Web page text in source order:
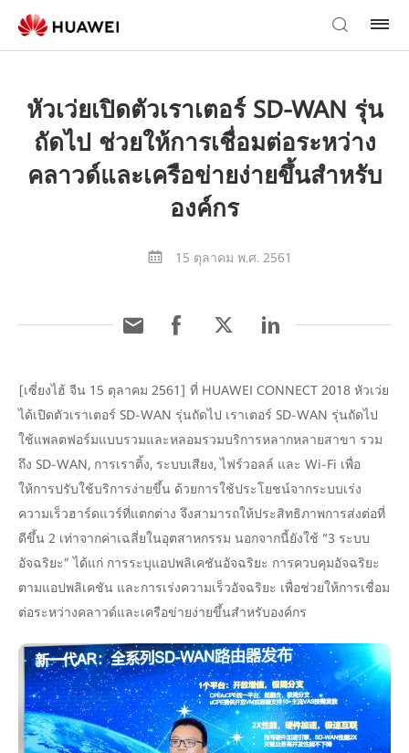
หัวเว่ยเปิดตัวเราเตอร์ SD-WAN รุ่น
ถัดไป ช่วยให้การเชื่อมต่อระหว่าง
คลาวด์และเครือข่ายง่ายขึ้นสำหรับ
องค์กร
15 ตุลาคม พ.ศ. 2561
[เซี่ยงไฮ้ จีน 15 ตุลาคม 2561] ที่ HUAWEI CONNECT 2018 หัวเว่ย
ได้เปิดตัวเราเตอร์ SD-WAN รุ่นถัดไป เราเตอร์ SD-WAN รุ่นถัดไป
ใช้แพลตฟอร์มแบบรวมและหลอมรวมบริการหลากหลายสาขา รวม
ถึง SD-WAN, การเราติ้ง, ระบบเสียง, ไฟร์วอลล์ และ Wi-Fi เพื่อ
ให้การปรับใช้บริการง่ายขึ้น ด้วยการใช้ประโยชน์จากระบบเร่ง
ความเร็วฮาร์ดแวร์ที่แตกต่าง จึงสามารถให้ประสิทธิภาพการส่งต่อที่
ดีขึ้น 2 เท่าจากค่าเฉลี่ยในอุตสาหกรรม นอกจากนี้ยังใช้ “3 ระบบ
อัจฉริยะ” ได้แก่ การระบุแอปพลิเคชันอัจฉริยะ การควบคุมอัจฉริยะ
ตามแอปพลิเคชัน และการเร่งความเร็วอัจฉริยะ เพื่อช่วยให้การเชื่อม
ต่อระหว่างคลาวด์และเครือข่ายง่ายขึ้นสำหรับองค์กร